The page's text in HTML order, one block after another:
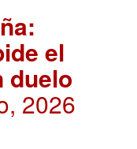
el
duelo
2026